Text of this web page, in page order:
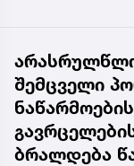
შემცველი
ბრალდება